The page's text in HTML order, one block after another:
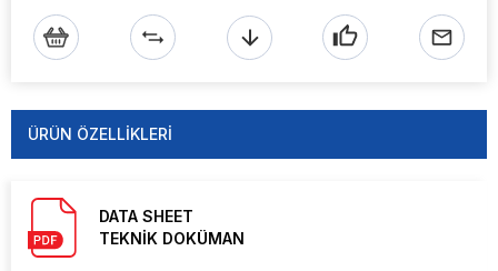
ÜRÜN ÖZELLIKLERI
DATA SHEET
TEKNİK DOKÜMAN